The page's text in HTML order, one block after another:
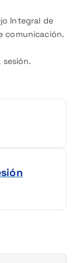
Integral de
comunicación.
sesión.